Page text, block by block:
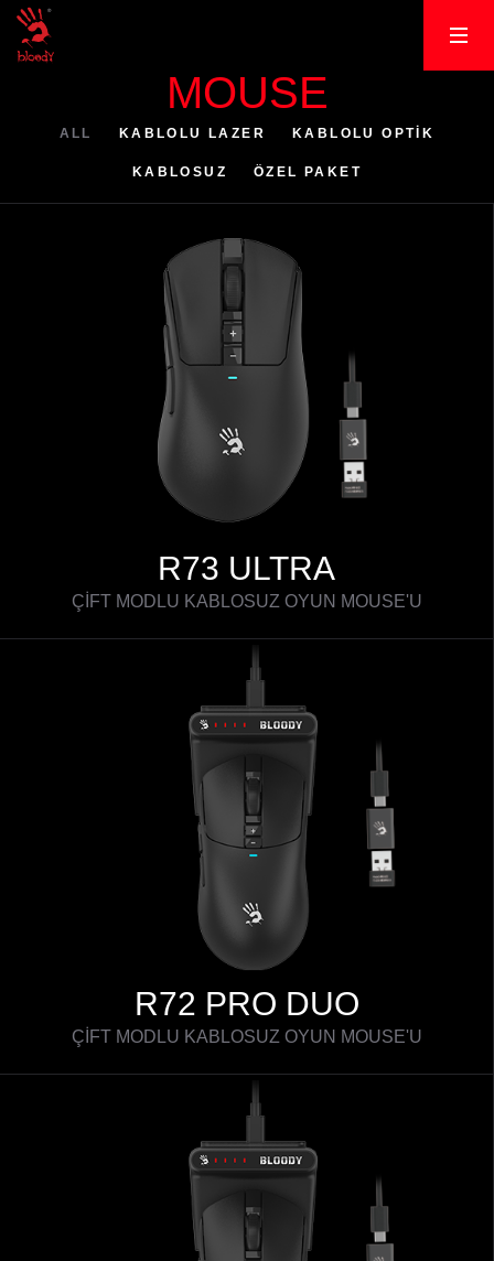
MOUSE
ALL KABLOLU LAZER KABLOLU OPTİK
KABLOSUZ ÖZEL PAKET
R73 ULTRA
ÇİFT MODLU KABLOSUZ OYUN MOUSE'U
R72 PRO DUO
ÇİFT MODLU KABLOSUZ OYUN MOUSE'U